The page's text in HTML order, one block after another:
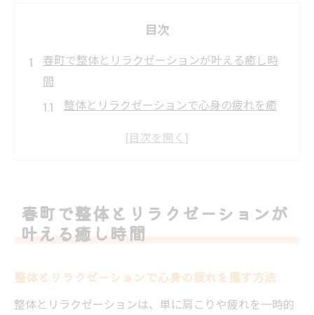
目次
春町で整体とリラクゼーションが叶える癒し時
間
整体とリラクゼーションで心身の疲れを癒
春町の整体でリラックス感を実感できる理
ン効果
整体で日常ストレスを癒しの時間に変える
リラクゼーション重視の整体で癒される体
験談
春町で整体とリラクゼーションが
叶える癒し時間
整体とリラクゼーションで心身の疲れを癒す方法
整体とリラクゼーションは、単に肩こりや疲れを一時的